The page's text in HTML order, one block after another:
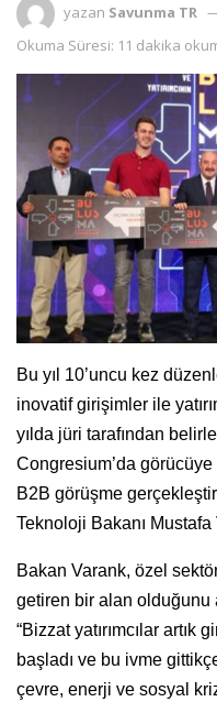
yazan Savunma TR
Okuma Süresi: 11 dakika
Bu yıl 10’uncu kez
inovatif girişimler ile
yılda jüri tarafından
Congresium’da görücüye
B2B görüşme
Teknoloji Bakanı Mustafa
Bakan Varank, özel
getiren bir alan olduğunu
“Bizzat yatırımcılar
başladı ve bu ivme
çevre, enerji ve sosyal